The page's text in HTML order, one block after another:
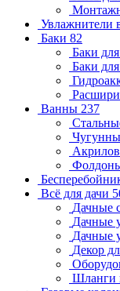
Увлажнители
Баки 82
Баки
Баки
Ванны 237
Всё для дачи
Дачные
Дачные
Дачные
Декор
Шланги